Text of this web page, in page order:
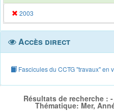
2003
Accès direct
Fascicules du CCTG "travaux" en
Résultats de recherche :
Thématique: Mer,